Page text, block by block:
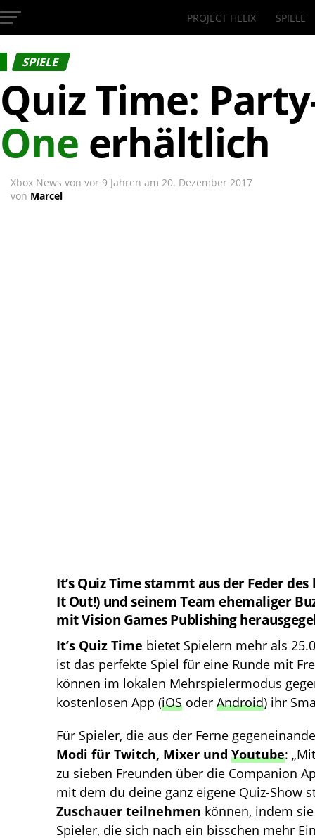
InsideXbox.de
PROJECT HELIX SPIELE
SPIELE
Quiz Time:
One erhältlich
Xbox News von vor 9 Jahren am 20. Dezember 2017
von Marcel
It’s Quiz Time stammt aus der Feder
It Out!) und seinem Team ehemaliger
mit Vision Games Publishing
It’s Quiz Time bietet Spielern mehr als
ist das perfekte Spiel für eine Runde mit
können im lokalen Mehrspielermodus
kostenlosen App (iOS oder Android) ihr
Für Spieler, die aus der Ferne
Modi für Twitch, Mixer und Youtube:
zu sieben Freunden über die Companion
mit dem du deine ganz eigene Quiz-Show
Zuschauer teilnehmen können, indem
Spieler, die sich nach ein bisschen mehr